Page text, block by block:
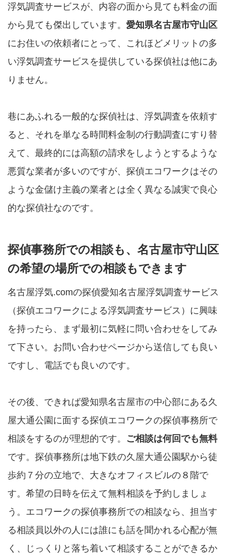
浮気調査サービスが、内容の面から見ても料金の面
から見ても傑出しています。 愛知県名古屋市守山区
にお住いの依頼者にとって、これほどメリットの多
い浮気調査サービスを提供している探偵社は他にあ
りません。
巷にあふれる一般的な探偵社は、浮気調査を依頼す
ると、それを単なる時間料金制の行動調査にすり替
えて、最終的には高額の請求をしようとするような
悪質な業者が多いのですが、探偵エコワークはその
ような金儲け主義の業者とは全く異なる誠実で良心
的な探偵社なのです。
探偵事務所での相談も、名古屋市守山区
の希望の場所での相談もできます
名古屋浮気.comの探偵愛知名古屋浮気調査サービス
（探偵エコワークによる浮気調査サービス）に興味
を持ったら、まず最初に気軽に問い合わせをしてみ
て下さい。お問い合わせページから送信しても良い
ですし、電話でも良いのです。
その後、できれば愛知県名古屋市の中心部にある久
屋大通公園に面する探偵エコワークの探偵事務所で
相談をするのが理想的です。 ご相談は何回でも無料
です。探偵事務所は地下鉄の久屋大通公園駅から徒
歩約７分の立地で、大きなオフィスビルの８階で
す。希望の日時を伝えて無料相談を予約しましょ
う。エコワークの探偵事務所での相談なら、担当す
る相談員以外の人には誰にも話を聞かれる心配が無
く、じっくりと落ち着いて相談することができるか